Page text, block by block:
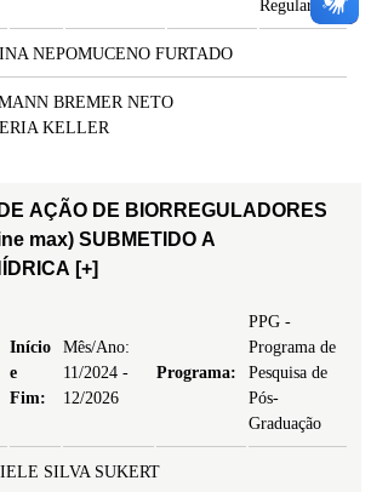
Regular
NEPOMUCENO FURTADO
BREMER NETO
KELLER
AÇÃO DE BIORREGULADORES
max) SUBMETIDO A
[+]
Início
e
Fim:
Mês/Ano:
11/2024 -
12/2026
Programa:
PPG -
Programa de
Pesquisa de
Pós-
Graduação
SILVA SUKERT